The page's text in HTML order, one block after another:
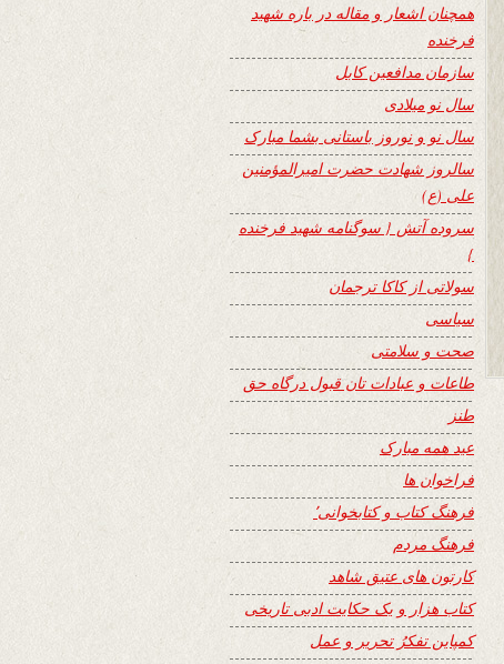
همچنان اشعار و مقاله در باره شهید
فرخنده
سازمان مدافعین کابل
سال نو میلادی
سال نو و نوروز باستانی بشما مبارک
سالروز شهادت حضرت امیرالمؤمنین
علی (ع)
سروده آتش { سوگنامه شهید فرخنده
}
سولاتی از کاکا ترجمان
سیاسی
صحت و سلامتی
طاعات و عبادات تان قبول درگاه حق
طنز
عید همه مبارک
فراخوان ها
فرهنگ کتاب و کتابخوانی٬
فرهنگ مردم
کارتون های عتیق شاهد
کتاب هزار و یک حکایت ادبی تاریخی
کمپاین تفکرُ تحریر و عمل